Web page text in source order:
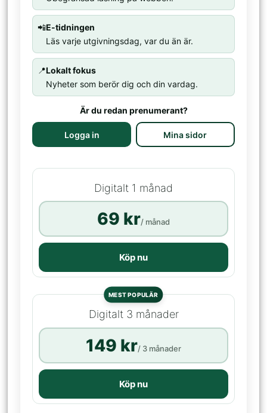
📲E-tidningen
Läs varje utgivningsdag, var du än är.
📍Lokalt fokus
Nyheter som berör dig och din vardag.
Är du redan prenumerant?
Logga in Mina sidor
Digitalt 1 månad
69 kr/ månad
Köp nu
MEST POPULÄR
Digitalt 3 månader
149 kr/ 3 månader
Köp nu